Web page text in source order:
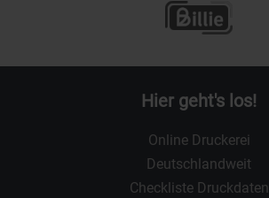
Hier geht's los!
Online Druckerei
Deutschlandweit
Checkliste Druckdaten